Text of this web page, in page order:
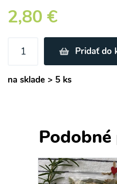
2,80 €
Pridať do
na sklade > 5 ks